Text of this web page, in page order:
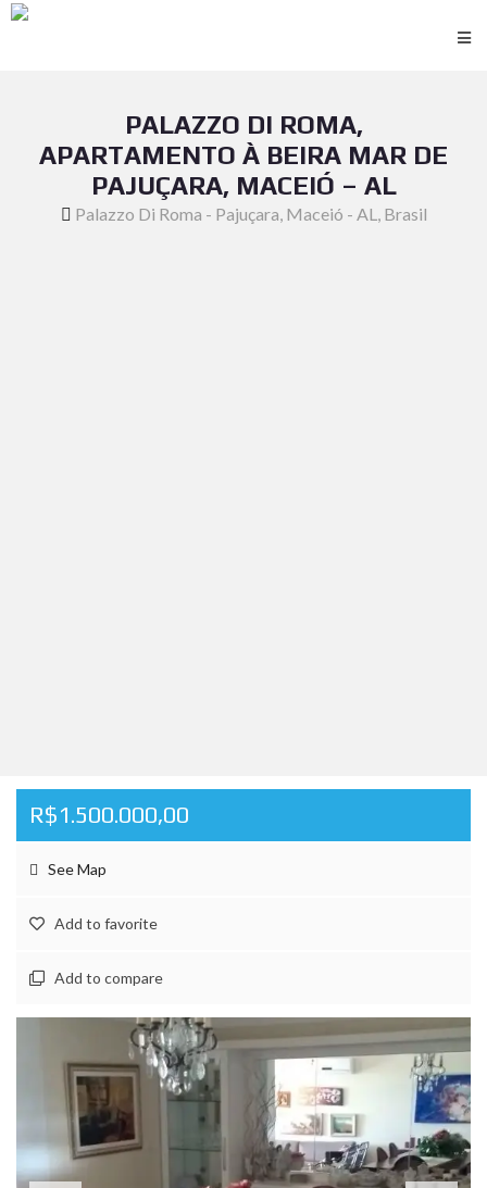
PALAZZO DI ROMA,
APARTAMENTO À BEIRA MAR DE
PAJUÇARA, MACEIÓ – AL
Palazzo Di Roma - Pajuçara, Maceió - AL, Brasil
R$1.500.000,00
See Map
Add to favorite
Add to compare